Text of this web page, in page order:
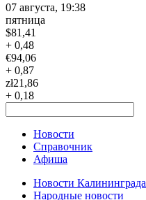
07 августа, 19:38
пятница
$81,41
+ 0,48
€94,06
+ 0,87
zł21,86
+ 0,18
Новости
Справочник
Афиша
Новости Калининграда
Народные новости